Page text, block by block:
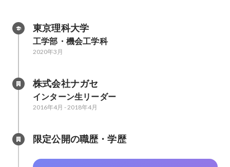
東京理科大学
工学部・機会工学科
2020年3月
株式会社ナガセ
インターン生リーダー
2016年4月 - 2018年4月
限定公開の職歴・学歴